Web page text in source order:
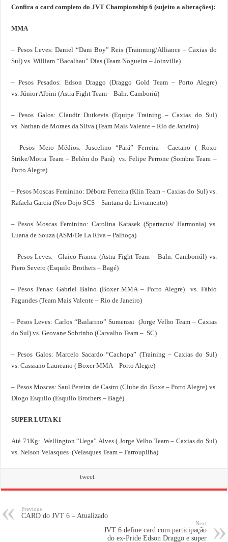
Confira o card completo do JVT Championship 6 (sujeito a alterações):
MMA
– Pesos Leves: Daniel “Dani Boy” Reis (Trainning/Alliance – Caxias do
Sul) vs. William “Bacalhau” Dias (Team Nogueira – Joinville)
– Pesos Pesados: Edson Draggo (Draggo Gold Team – Porto Alegre)
vs. Júnior Albini (Astra Fight Team – Baln. Camboriú)
– Pesos Galos: Claudir Dutkevis (Equipe Training – Caxias do Sul)
vs. Nathan de Moraes da Silva (Team Mais Valente – Rio de Janeiro)
– Pesos Meio Médios: Juscelino “Pará” Ferreira Caetano ( Roxo
Strike/Motta Team – Belém do Pará) vs. Felipe Perrone (Sombra Team –
Porto Alegre)
– Pesos Moscas Feminino: Débora Ferreira (Klin Team – Caxias do Sul) vs.
Rafaela Garcia (Neo Dojo SCS – Santana do Livramento)
– Pesos Moscas Feminino: Carolina Karasek (Spartacus/ Harmonia) vs.
Luana de Souza (ASM/De La Riva – Palhoça)
– Pesos Leves: Glaico Franca (Astra Fight Team – Baln. Camboriúl) vs.
Piero Severo (Esquilo Brothers – Bagé)
– Pesos Penas: Gabriel Baino (Boxer MMA – Porto Alegre) vs. Fábio
Fagundes (Team Mais Valente – Rio de Janeiro)
– Pesos Leves: Carlos “Bailarino” Sumenssi (Jorge Velho Team – Caxias
do Sul) vs. Geovane Sobrinho (Carvalho Team – SC)
– Pesos Galos: Marcelo Sacardo “Cachopa” (Training – Caxias do Sul)
vs. Cassiano Laureano ( Boxer MMA – Porto Alegre)
– Pesos Moscas: Saul Pereira de Castro (Clube do Boxe – Porto Alegre) vs.
Diogo Esquilo (Esquilo Brothers – Bagé)
SUPER LUTA K1
Até 71Kg: Wellington “Uega” Alves ( Jorge Velho Team – Caxias do Sul)
vs. Nelson Velasques (Velasques Team – Farroupilha)
tweet
Previous
CARD do JVT 6 – Atualizado
Next
JVT 6 define card com participação
do ex-Pride Edson Draggo e super